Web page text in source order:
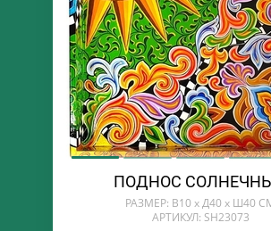
ПОДНОС
РАЗМЕР: В10 х Д40 х Ш40
АРТИКУЛ: SH23073